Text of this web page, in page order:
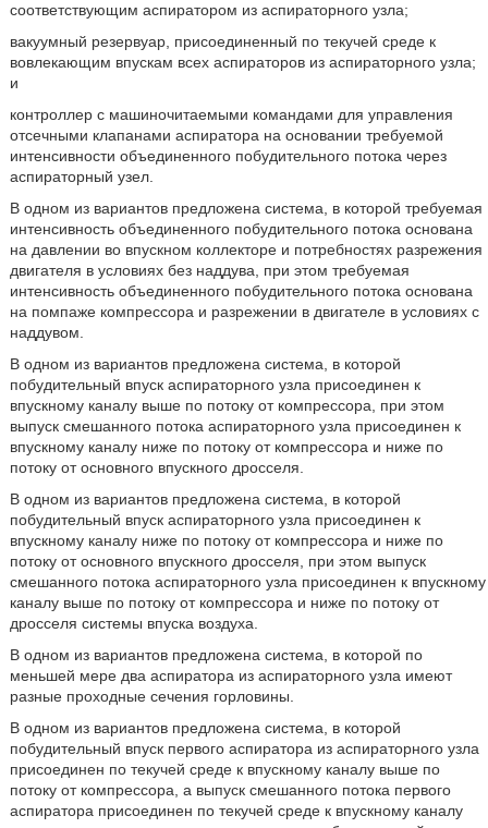
соответствующим аспиратором из аспираторного узла;
вакуумный резервуар, присоединенный по текучей среде к
вовлекающим впускам всех аспираторов из аспираторного узла;
и
контроллер с машиночитаемыми командами для управления
отсечными клапанами аспиратора на основании требуемой
интенсивности объединенного побудительного потока через
аспираторный узел.
В одном из вариантов предложена система, в которой требуемая
интенсивность объединенного побудительного потока основана
на давлении во впускном коллекторе и потребностях разрежения
двигателя в условиях без наддува, при этом требуемая
интенсивность объединенного побудительного потока основана
на помпаже компрессора и разрежении в двигателе в условиях с
наддувом.
В одном из вариантов предложена система, в которой
побудительный впуск аспираторного узла присоединен к
впускному каналу выше по потоку от компрессора, при этом
выпуск смешанного потока аспираторного узла присоединен к
впускному каналу ниже по потоку от компрессора и ниже по
потоку от основного впускного дросселя.
В одном из вариантов предложена система, в которой
побудительный впуск аспираторного узла присоединен к
впускному каналу ниже по потоку от компрессора и ниже по
потоку от основного впускного дросселя, при этом выпуск
смешанного потока аспираторного узла присоединен к впускному
каналу выше по потоку от компрессора и ниже по потоку от
дросселя системы впуска воздуха.
В одном из вариантов предложена система, в которой по
меньшей мере два аспиратора из аспираторного узла имеют
разные проходные сечения горловины.
В одном из вариантов предложена система, в которой
побудительный впуск первого аспиратора из аспираторного узла
присоединен по текучей среде к впускному каналу выше по
потоку от компрессора, а выпуск смешанного потока первого
аспиратора присоединен по текучей среде к впускному каналу